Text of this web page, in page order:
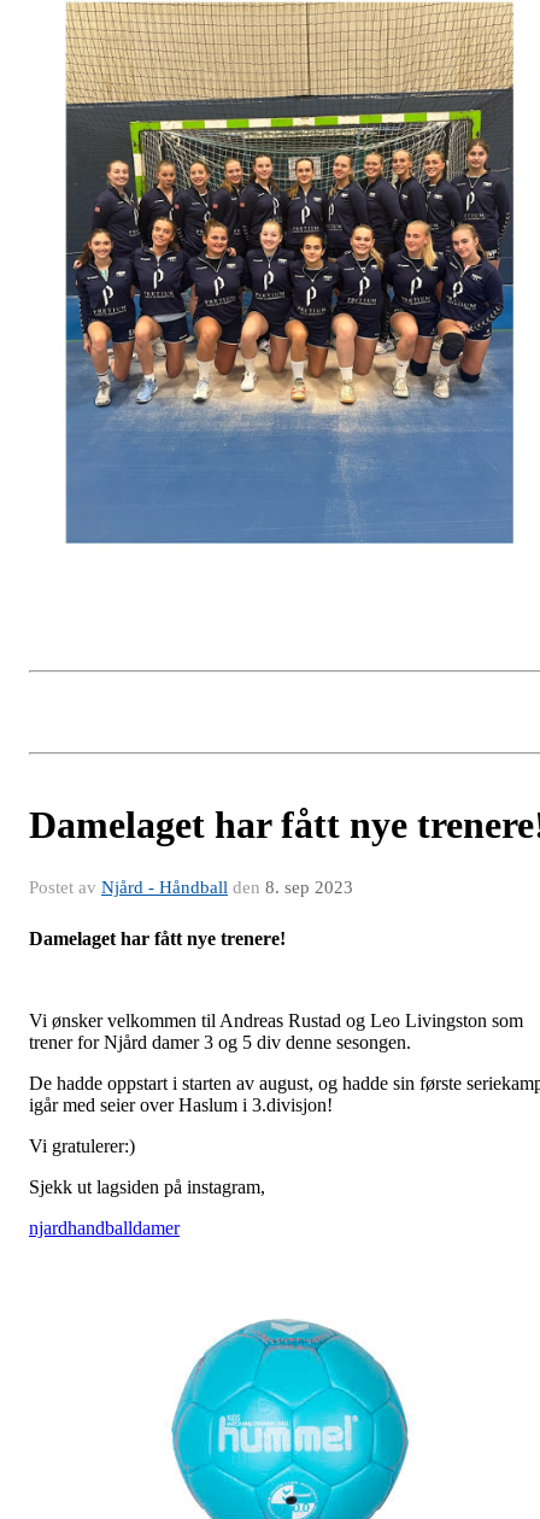
Damelaget har fått nye
Postet av Njård - Håndball den 8. sep 2023
Damelaget har fått nye trenere!
Vi ønsker velkommen til Andreas Rustad og Leo Livingston som
trener for Njård damer 3 og 5 div denne sesongen.
De hadde oppstart i starten av august, og hadde sin første
igår med seier over Haslum i 3.divisjon!
Vi gratulerer:)
Sjekk ut lagsiden på instagram,
njardhandballdamer